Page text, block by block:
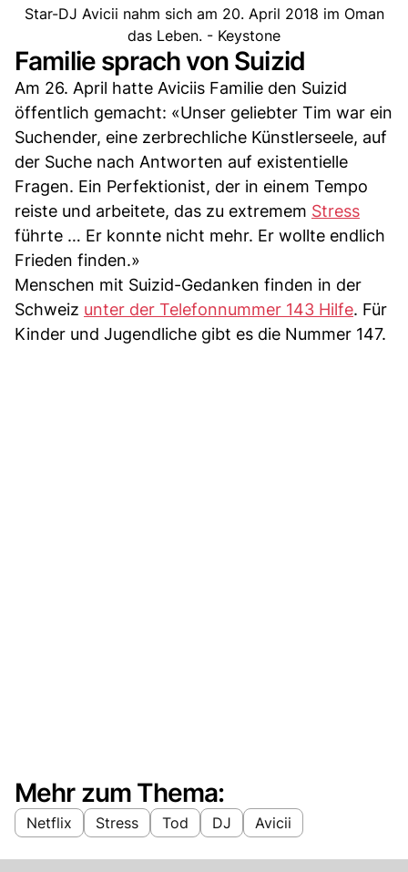
Star-DJ Avicii nahm sich am 20. April 2018 im Oman
das Leben. - Keystone
Familie sprach von Suizid
Am 26. April hatte Aviciis Familie den Suizid
öffentlich gemacht: «Unser geliebter Tim war ein
Suchender, eine zerbrechliche Künstlerseele, auf
der Suche nach Antworten auf existentielle
Fragen. Ein Perfektionist, der in einem Tempo
reiste und arbeitete, das zu extremem Stress
führte … Er konnte nicht mehr. Er wollte endlich
Frieden finden.»
Menschen mit Suizid-Gedanken finden in der
Schweiz unter der Telefonnummer 143 Hilfe. Für
Kinder und Jugendliche gibt es die Nummer 147.
Mehr zum Thema:
Netflix Stress Tod DJ Avicii